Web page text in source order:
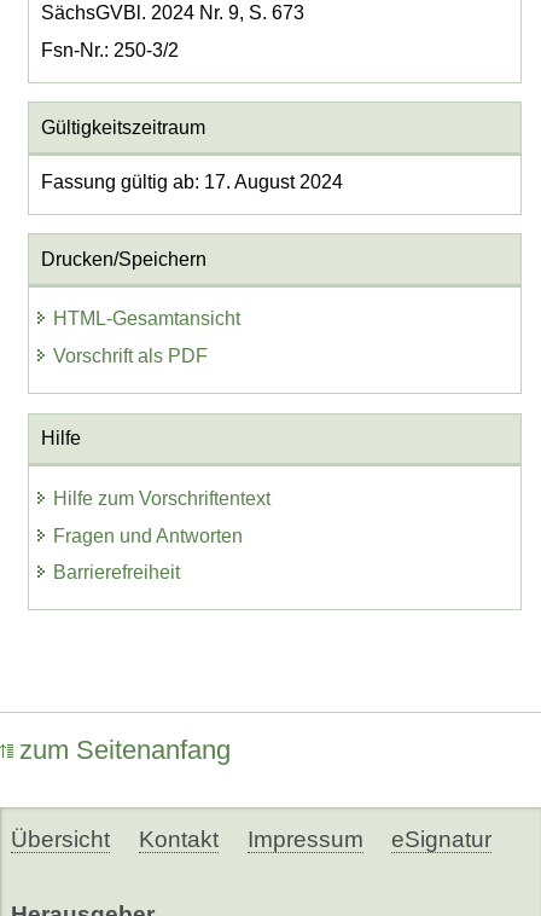
SächsGVBl. 2024 Nr. 9, S. 673
Fsn-Nr.: 250-3/2
Gültigkeitszeitraum
Fassung gültig ab: 17. August 2024
Drucken/Speichern
HTML-Gesamtansicht
Vorschrift als PDF
Hilfe
Hilfe zum Vorschriftentext
Fragen und Antworten
Barrierefreiheit
zum Seitenanfang
Übersicht Kontakt Impressum eSignatur